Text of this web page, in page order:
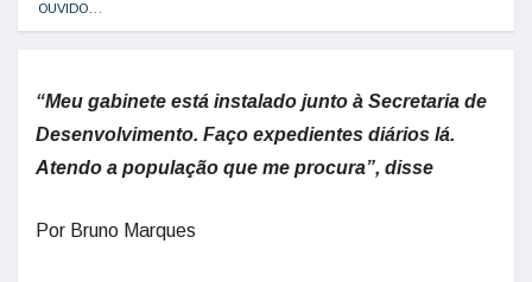
OUVIDO…
“Meu gabinete está instalado junto à Secretaria de
Desenvolvimento. Faço expedientes diários lá.
Atendo a população que me procura”, disse
Por Bruno Marques